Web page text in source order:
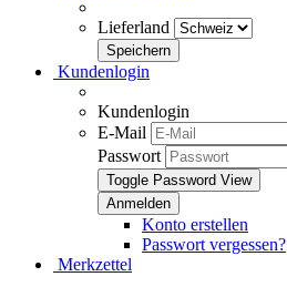
Lieferland
Kundenlogin
Kundenlogin
E-Mail
Passwort
Toggle Password View
Konto erstellen
Passwort vergessen?
Merkzettel